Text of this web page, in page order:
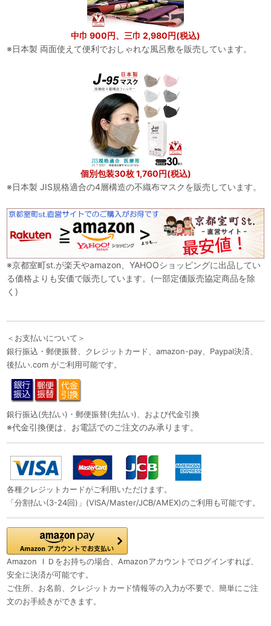
中巾 900円、三巾 2,980円(税込)
※日本製 両面使えて便利でおしゃれな風呂敷を販売しています。
個別包装30枚 1,760円(税込)
※日本製 JIS規格適合の4層構造の不織布マスクを販売しています。
※京都室町st.が楽天やamazon、YAHOOショッピングに出品してい
る価格よりも安価で販売しています。(一部定価販売協定商品を除
く)
＜お支払いについて＞
銀行振込・郵便振替、クレジットカード、amazon-pay、Paypal決済、
後払い.com がご利用可能です。
銀行振込(先払い)・郵便振替(先払い)、および代金引換
※代金引換便は、お電話でのご注文のみ承ります。
各種クレジットカードがご利用いただけます。
「分割払い(3-24回)」(VISA/Master/JCB/AMEX)のご利用も可能です。
Amazon ＩＤをお持ちの場合、Amazonアカウントでログインすれば、
安全に決済が可能です。
ご住所、お名前、クレジットカード情報等の入力が不要で、簡単にご注
文のお手続きができます。